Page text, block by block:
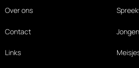
Over ons
Contact
Links